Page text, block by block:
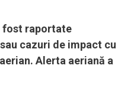
fost raportate
cazuri de impact cu
Alerta aeriană a